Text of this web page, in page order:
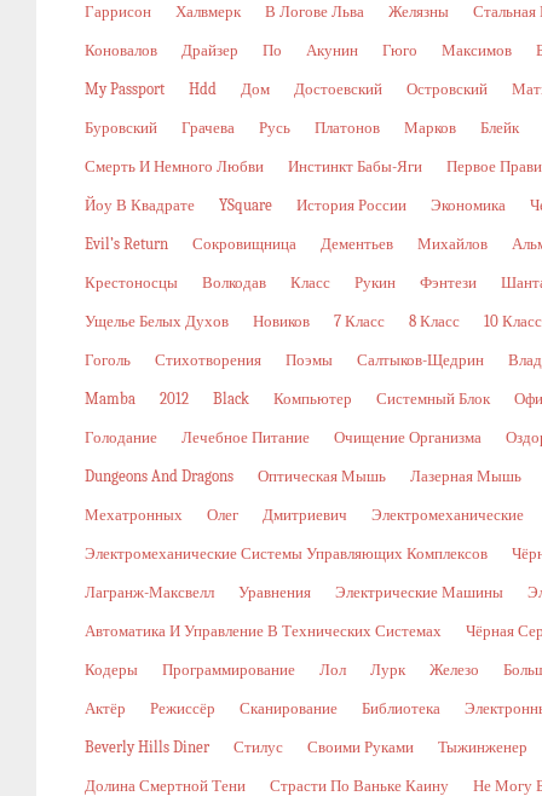
Гаррисон Халвмерк В Логове Льва Желязны
Коновалов Драйзер По Акунин Гюго Максимов
My Passport Hdd Дом Достоевский Островский
Буровский Грачева Русь Платонов Марков Блейк
Смерть И Немного Любви Инстинкт Бабы-Яги Первое
Йоу В Квадрате YSquare История России Экономика
Evil’s Return Сокровищница Дементьев Михайлов
Крестоносцы Волкодав Класс Рукин Фэнтези
Ущелье Белых Духов Новиков 7 Класс 8 Класс 10 Класс
Гоголь Стихотворения Поэмы Салтыков-Щедрин
Mamba 2012 Black Компьютер Системный Блок
Голодание Лечебное Питание Очищение Организма
Dungeons And Dragons Оптическая Мышь Лазерная Мышь
Мехатронных Олег Дмитриевич Электромеханические
Электромеханические Системы Управляющих Комплексов
Лагранж-Максвелл Уравнения Электрические Машины
Автоматика И Управление В Технических Системах Чёрная
Кодеры Программирование Лол Лурк Железо
Актёр Режиссёр Сканирование Библиотека
Beverly Hills Diner Стилус Своими Руками Тыжинженер
Долина Смертной Тени Страсти По Ваньке Каину Не Могу